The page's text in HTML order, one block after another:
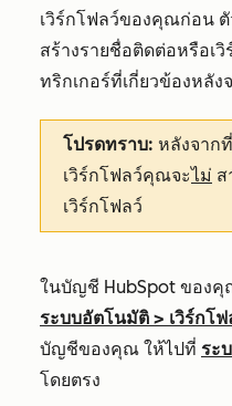
เวิร์กโฟลว์ของคุณก่อน
สร้างรายชื่อติดต่อหรือเ
ทริกเกอร์ที่เกี่ยวข้องหลัง
โปรดทราบ: หลังจาก
เวิร์กโฟลว์คุณจะไม่ ส
เวิร์กโฟลว์
ในบัญชี HubSpot ของ
ระบบอัตโนมัติ > เวิร์กโ
บัญชีของคุณ ให้ไปที่ ระ
โดยตรง